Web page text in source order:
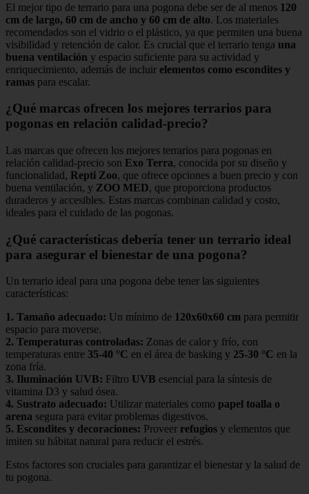
El mejor tipo de terrario para una pogona debe ser de al menos 120
cm de largo, 60 cm de ancho y 60 cm de alto. Los materiales
recomendados son el vidrio o el plástico, ya que permiten una buena
visibilidad y retención de calor. Es crucial que el terrario tenga una
buena ventilación y espacio suficiente para su actividad y
enriquecimiento, además de incluir elementos como escondites y
ramas para escalar.
¿Qué marcas ofrecen los mejores terrarios para
pogonas en relación calidad-precio?
Las marcas que ofrecen los mejores terrarios para pogonas en
relación calidad-precio son Exo Terra, conocida por su diseño y
funcionalidad, Repti Zoo, que ofrece opciones a buen precio y con
buena ventilación, y ZOO MED, que proporciona productos
duraderos y accesibles. Estas marcas combinan calidad y costo,
ideales para el cuidado de las pogonas.
¿Qué características debería tener un terrario ideal
para asegurar el bienestar de una pogona?
Un terrario ideal para una pogona debe tener las siguientes
características:
1. Tamaño adecuado: Un mínimo de 120x60x60 cm para permitir
espacio para moverse.
2. Temperaturas controladas: Zonas de calor y frío, con
temperaturas entre 35-40 °C en el área de basking y 25-30 °C en la
zona fría.
3. Iluminación UVB: Filtro UVB esencial para la síntesis de
vitamina D3 y salud ósea.
4. Sustrato adecuado: Utilizar materiales como papel toalla o
arena segura para evitar problemas digestivos.
5. Escondites y decoraciones: Proveer refugios y elementos que
imiten su hábitat natural para reducir el estrés.
Estos factores son cruciales para garantizar el bienestar y la salud de
tu pogona.